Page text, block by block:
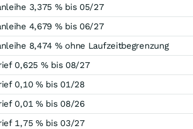
3,375 % bis 05/27
4,679 % bis 06/27
8,474 % ohne Laufzeitbegrenzung
0,625 % bis 08/27
0,10 % bis 01/28
0,01 % bis 08/26
1,75 % bis 03/27